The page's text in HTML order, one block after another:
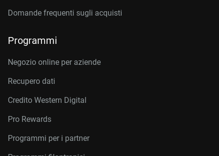
Domande frequenti sugli acquisti
Programmi
Negozio online per aziende
Recupero dati
Credito Western Digital
Pro Rewards
Programmi per i partner